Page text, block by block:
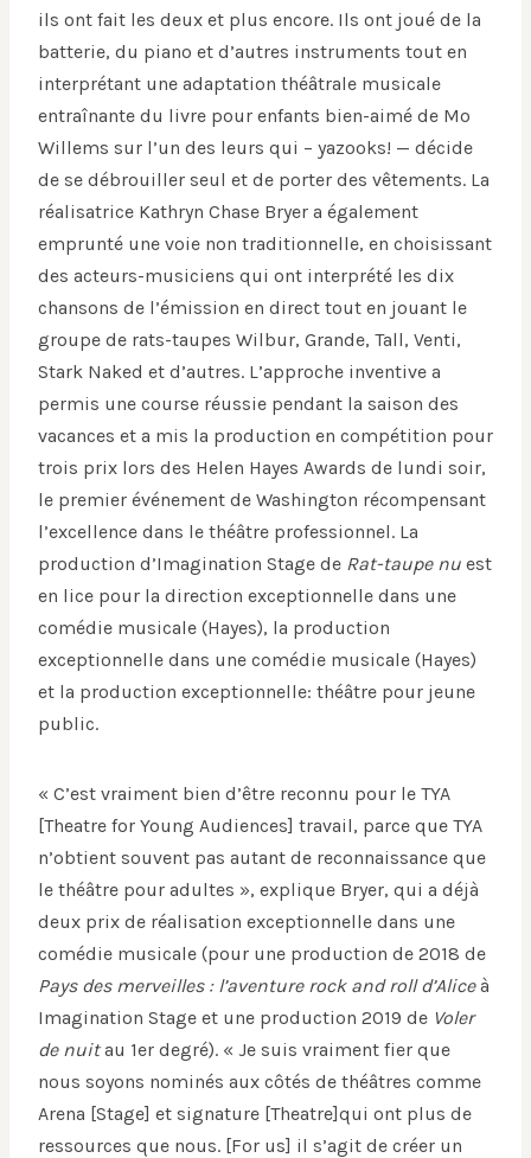
ils ont fait les deux et plus encore. Ils ont joué de la
batterie, du piano et d’autres instruments tout en
interprétant une adaptation théâtrale musicale
entraînante du livre pour enfants bien-aimé de Mo
Willems sur l’un des leurs qui – yazooks! — décide
de se débrouiller seul et de porter des vêtements. La
réalisatrice Kathryn Chase Bryer a également
emprunté une voie non traditionnelle, en choisissant
des acteurs-musiciens qui ont interprété les dix
chansons de l’émission en direct tout en jouant le
groupe de rats-taupes Wilbur, Grande, Tall, Venti,
Stark Naked et d’autres. L’approche inventive a
permis une course réussie pendant la saison des
vacances et a mis la production en compétition pour
trois prix lors des Helen Hayes Awards de lundi soir,
le premier événement de Washington récompensant
l’excellence dans le théâtre professionnel. La
production d’Imagination Stage de Rat-taupe nu est
en lice pour la direction exceptionnelle dans une
comédie musicale (Hayes), la production
exceptionnelle dans une comédie musicale (Hayes)
et la production exceptionnelle: théâtre pour jeune
public.
« C’est vraiment bien d’être reconnu pour le TYA
[Theatre for Young Audiences] travail, parce que TYA
n’obtient souvent pas autant de reconnaissance que
le théâtre pour adultes », explique Bryer, qui a déjà
deux prix de réalisation exceptionnelle dans une
comédie musicale (pour une production de 2018 de
Pays des merveilles : l’aventure rock and roll d’Aliceà
Imagination Stage et une production 2019 de Voler
de nuitau 1er degré). « Je suis vraiment fier que
nous soyons nominés aux côtés de théâtres comme
Arena [Stage] et signature [Theatre]qui ont plus de
ressources que nous. [For us] il s’agit de créer un